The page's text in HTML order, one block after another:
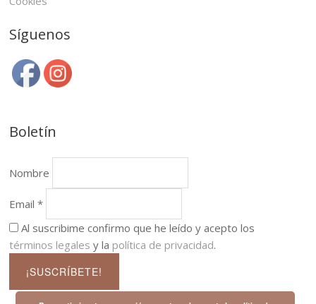
Síguenos
Boletín
Nombre
Email *
Al suscribime confirmo que he leído y acepto los
términos legales y la política de privacidad.